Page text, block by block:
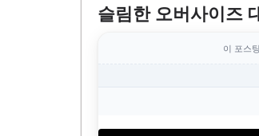
슬림한 오버사이즈
이 포스